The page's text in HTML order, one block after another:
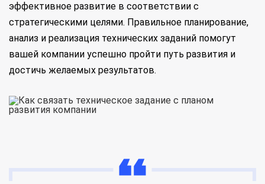
эффективное развитие в соответствии с
стратегическими целями. Правильное планирование,
анализ и реализация технических заданий помогут
вашей компании успешно пройти путь развития и
достичь желаемых результатов.